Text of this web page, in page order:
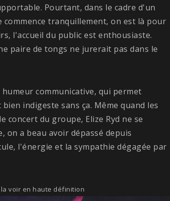
Pourtant, dans le cadre d'un
tranquillement, on est là pour
l'accueil du public est enthousiaste.
paire de tongs ne jurerait pas dans le
humeur communicative, qui permet
indigeste sans ça. Même quand les
concert du groupe, Elize Ryd ne se
on a beau avoir dépassé depuis
l'énergie et la sympathie dégagée par
voir en haute définition